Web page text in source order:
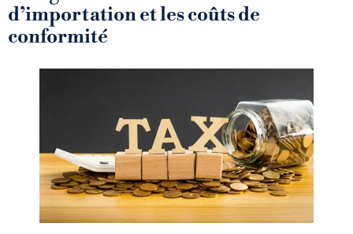
d’importation et les coûts de
conformité